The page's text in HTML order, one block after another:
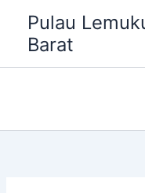
konten
Pulau
Barat